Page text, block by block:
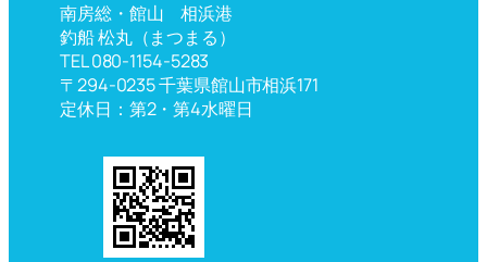
南房総・館山 相浜港
釣船 松丸（まつまる）
TEL 080-1154-5283
〒294-0235 千葉県館山市相浜171
定休日：第2・第4水曜日